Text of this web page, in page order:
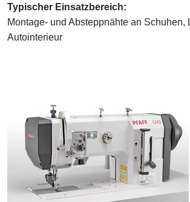
Typischer Einsatzbereich:
Montage- und Absteppnähte an Schuhen,
Autointerieur